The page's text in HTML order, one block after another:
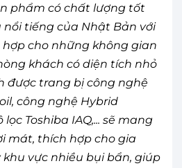
phẩm có chất lượng tốt
tiếng của Nhật Bản với
hợp cho những không gian
khách có diện tích nhỏ
được trang bị công nghệ
công nghệ Hybrid
Toshiba IAQ,... sẽ mang
mát, thích hợp cho gia
vực nhiều bụi bẩn, giúp